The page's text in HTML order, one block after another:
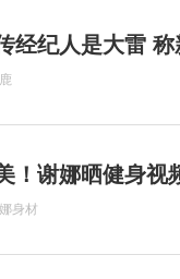
经纪人是大雷
！谢娜晒健身视
身材